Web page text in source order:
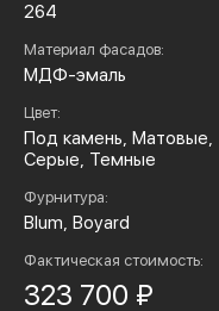
264
Материал фасадов:
МДФ-эмаль
Цвет:
Под камень, Матовые,
Серые, Темные
Фурнитура:
Blum, Boyard
Фактическая стоимость:
323 700 ₽